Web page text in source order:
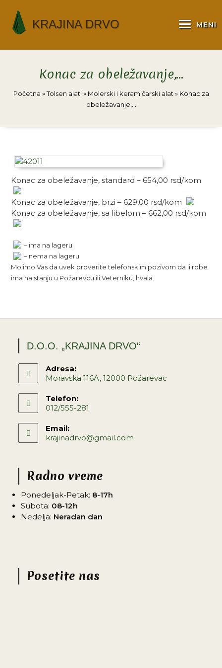
content
KRAJINA DRVO MENI
Konac za obeležavanje,…
Početna »Tolsen alati» Molerski i keramičarski alat » Konac za
obeležavanje,…
Konac za obeležavanje, standard – 654,00 rsd/kom
Konac za obeležavanje, brzi – 629,00 rsd/kom
Konac za obeležavanje, sa libelom – 662,00 rsd/kom
– ima na lageru
– nema na lageru
Molimo Vas da uvek proverite telefonskim pozivom da li robe
ima na stanju u Požarevcu ili Veterniku, hvala.
D.O.O. „KRAJINA DRVO“
Adresa:
Moravska 116A, 12000 Požarevac
in
a
tab
Telefon:
012/555-281
in
your
Email:
krajinadrvo@gmail.com
Radno vreme
Ponedeljak-Petak: 8-17h
Subota: 08-12h
Nedelja: Neradan dan
Posetite nas